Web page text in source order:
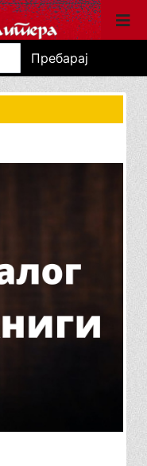
Пребарај